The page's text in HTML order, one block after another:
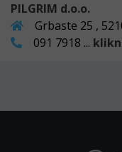
PILGRIM d.o.o.
Grbaste 25 ,
091 7918 ...